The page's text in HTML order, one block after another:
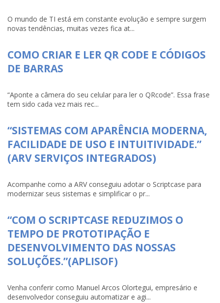
O mundo de TI está em constante evolução e sempre surgem
novas tendências, muitas vezes fica at...
COMO CRIAR E LER QR CODE E CÓDIGOS
DE BARRAS
“Aponte a câmera do seu celular para ler o QRcode”. Essa frase
tem sido cada vez mais rec...
“SISTEMAS COM APARÊNCIA MODERNA,
FACILIDADE DE USO E INTUITIVIDADE.”
(ARV SERVIÇOS INTEGRADOS)
Acompanhe como a ARV conseguiu adotar o Scriptcase para
modernizar seus sistemas e simplificar o pr...
“COM O SCRIPTCASE REDUZIMOS O
TEMPO DE PROTOTIPAÇÃO E
DESENVOLVIMENTO DAS NOSSAS
SOLUÇÕES.”(APLISOF)
Venha conferir como Manuel Arcos Olortegui, empresário e
desenvolvedor conseguiu automatizar e agi...